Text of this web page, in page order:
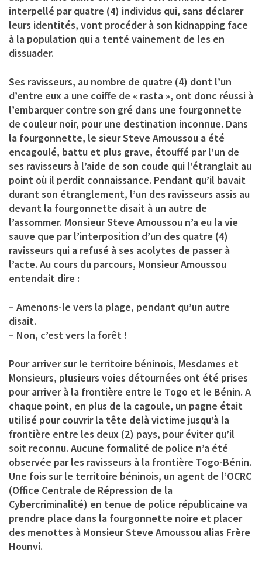
interpellé par quatre (4) individus qui, sans déclarer
leurs identités, vont procéder à son kidnapping face
à la population qui a tenté vainement de les en
dissuader.
Ses ravisseurs, au nombre de quatre (4) dont l’un
d’entre eux a une coiffe de « rasta », ont donc réussi à
l’embarquer contre son gré dans une fourgonnette
de couleur noir, pour une destination inconnue. Dans
la fourgonnette, le sieur Steve Amoussou a été
encagoulé, battu et plus grave, étouffé par l’un de
ses ravisseurs à l’aide de son coude qui l’étranglait au
point où il perdit connaissance. Pendant qu’il bavait
durant son étranglement, l’un des ravisseurs assis au
devant la fourgonnette disait à un autre de
l’assommer. Monsieur Steve Amoussou n’a eu la vie
sauve que par l’interposition d’un des quatre (4)
ravisseurs qui a refusé à ses acolytes de passer à
l’acte. Au cours du parcours, Monsieur Amoussou
entendait dire :
– Amenons-le vers la plage, pendant qu’un autre
disait.
– Non, c’est vers la forêt !
Pour arriver sur le territoire béninois, Mesdames et
Monsieurs, plusieurs voies détournées ont été prises
pour arriver à la frontière entre le Togo et le Bénin. A
chaque point, en plus de la cagoule, un pagne était
utilisé pour couvrir la tête delà victime jusqu’à la
frontière entre les deux (2) pays, pour éviter qu’il
soit reconnu. Aucune formalité de police n’a été
observée par les ravisseurs à la frontière Togo-Bénin.
Une fois sur le territoire béninois, un agent de l’OCRC
(Office Centrale de Répression de la
Cybercriminalité) en tenue de police républicaine va
prendre place dans la fourgonnette noire et placer
des menottes à Monsieur Steve Amoussou alias Frère
Hounvi.